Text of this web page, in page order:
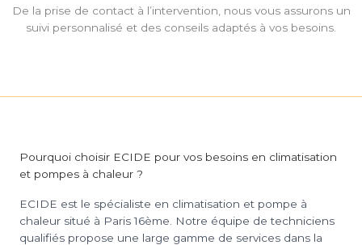
De la prise de contact à l’intervention, nous vous assurons un
suivi personnalisé et des conseils adaptés à vos besoins.
Pourquoi choisir ECIDE pour vos besoins en climatisation
et pompes à chaleur ?
ECIDE est le spécialiste en climatisation et pompe à
chaleur situé à Paris 16ème. Notre équipe de techniciens
qualifiés propose une large gamme de services dans la